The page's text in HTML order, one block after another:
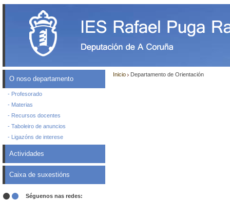
O noso departamento
- Profesorado
- Materias
- Recursos docentes
- Taboleiro de anuncios
- Ligazóns de interese
Actividades
Caixa de suxestións
Séguenos nas redes:
Inicio Departamento de Orientación